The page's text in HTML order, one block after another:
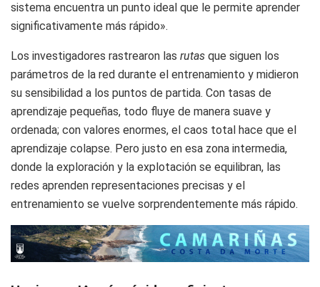
sistema encuentra un punto ideal que le permite aprender
significativamente más rápido».
Los investigadores rastrearon las rutas que siguen los
parámetros de la red durante el entrenamiento y midieron
su sensibilidad a los puntos de partida. Con tasas de
aprendizaje pequeñas, todo fluye de manera suave y
ordenada; con valores enormes, el caos total hace que el
aprendizaje colapse. Pero justo en esa zona intermedia,
donde la exploración y la explotación se equilibran, las
redes aprenden representaciones precisas y el
entrenamiento se vuelve sorprendentemente más rápido.